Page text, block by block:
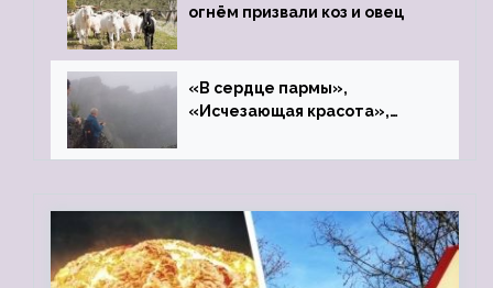
огнём призвали коз и овец
«В сердце пармы»,
«Исчезающая красота»,